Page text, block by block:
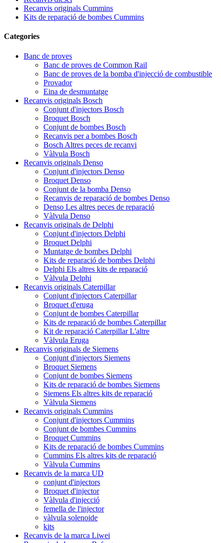
Recanvis originals Cummins
Kits de reparació de bombes Cummins
Categories
Banc de proves
Banc de proves de Common Rail
Banc de proves de la bomba d'injecció de combustible
Provador
Eina de desmuntatge
Recanvis originals Bosch
Conjunt d'injectors Bosch
Broquet Bosch
Conjunt de bombes Bosch
Recanvis per a bombes Bosch
Bosch Altres peces de recanvi
Vàlvula Bosch
Recanvis originals Denso
Conjunt d'injectors Denso
Broquet Denso
Conjunt de la bomba Denso
Recanvis de reparació de bombes Denso
Denso Les altres peces de reparació
Vàlvula Denso
Recanvis originals de Delphi
Conjunt d'injectors Delphi
Broquet Delphi
Muntatge de bombes Delphi
Kits de reparació de bombes Delphi
Delphi Els altres kits de reparació
Vàlvula Delphi
Recanvis originals Caterpillar
Conjunt d'injectors Caterpillar
Broquet d'eruga
Conjunt de bombes Caterpillar
Kits de reparació de bombes Caterpillar
Kit de reparació Caterpillar L'altre
Vàlvula Eruga
Recanvis originals de Siemens
Conjunt d'injectors Siemens
Broquet Siemens
Conjunt de bombes Siemens
Kits de reparació de bombes Siemens
Siemens Els altres kits de reparació
Vàlvula Siemens
Recanvis originals Cummins
Conjunt d'injectors Cummins
Conjunt de bombes Cummins
Broquet Cummins
Kits de reparació de bombes Cummins
Cummins Els altres kits de reparació
Vàlvula Cummins
Recanvis de la marca UD
conjunt d'injectors
Broquet d'injector
Vàlvula d'injecció
femella de l'injector
vàlvula solenoide
kits
Recanvis de la marca Liwei